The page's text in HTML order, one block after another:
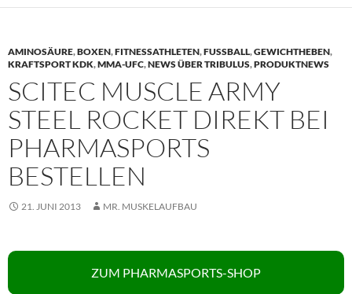
AMINOSÄURE,BOXEN,FITNESSATHLETEN,FUSSBALL,GEWICHTHEBEN,
KRAFTSPORT KDK,MMA-UFC,NEWS ÜBER TRIBULUS,PRODUKTNEWS
SCITEC MUSCLE ARMY
STEEL ROCKET DIREKT BEI
PHARMASPORTS
BESTELLEN
21. JUNI 2013 MR. MUSKELAUFBAU
ZUM PHARMASPORTS-SHOP